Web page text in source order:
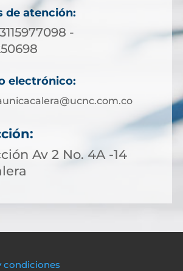
de atención:
-
electrónico:
Av 2 No. 4A -14
condiciones